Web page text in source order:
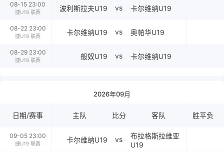
08-15 23:00
捷U19 联赛 波利斯拉夫U19 vs 卡尔维纳U19
08-22 23:00
捷U19 联赛 卡尔维纳U19 vs 奥帕华U19
08-29 23:00
捷U19 联赛 般奴U19 vs 卡尔维纳U19
2026年09月
日期/赛事 主队 比分 客队 胜平负
09-05 23:00
捷U19 联赛 卡尔维纳U19 vs
布拉格斯拉维亚
U19